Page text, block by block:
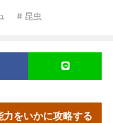
# 昆虫
をいかに攻略する